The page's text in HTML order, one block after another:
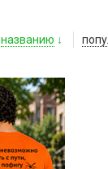
названию